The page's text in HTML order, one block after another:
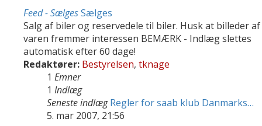
Feed - SælgesSælges
Salg af biler og reservedele til biler. Husk at billeder af
varen fremmer interessen BEMÆRK - Indlæg slettes
automatisk efter 60 dage!
Redaktører: Bestyrelsen, tknage
1 Emner
1 Indlæg
Seneste indlæg Regler for saab klub Danmarks…
5. mar 2007, 21:56